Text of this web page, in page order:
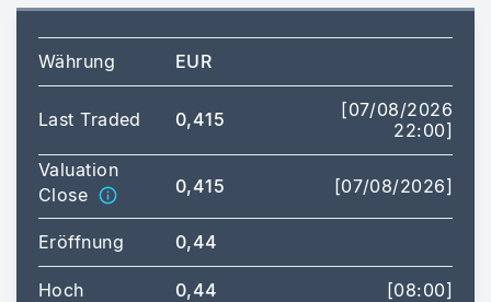
Währung EUR
Last Traded 0,415
[07/08/2026
22:00]
Valuation
Close
0,415 [07/08/2026]
Eröffnung 0,44
Hoch 0,44 [08:00]